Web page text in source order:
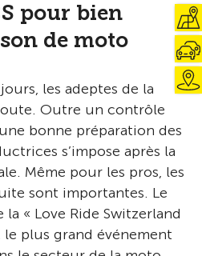
pour bien
de moto
les adeptes de la
Outre un contrôle
bonne préparation des
s’impose après la
Même pour les pros, les
sont importantes. Le
la « Love Ride Switzerland
le plus grand événement